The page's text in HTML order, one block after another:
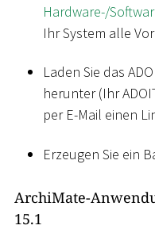
Hardware-/
Ihr System alle
Laden Sie das
herunter (Ihr
per E-Mail einen
Erzeugen Sie ein
ArchiMate-
15.1